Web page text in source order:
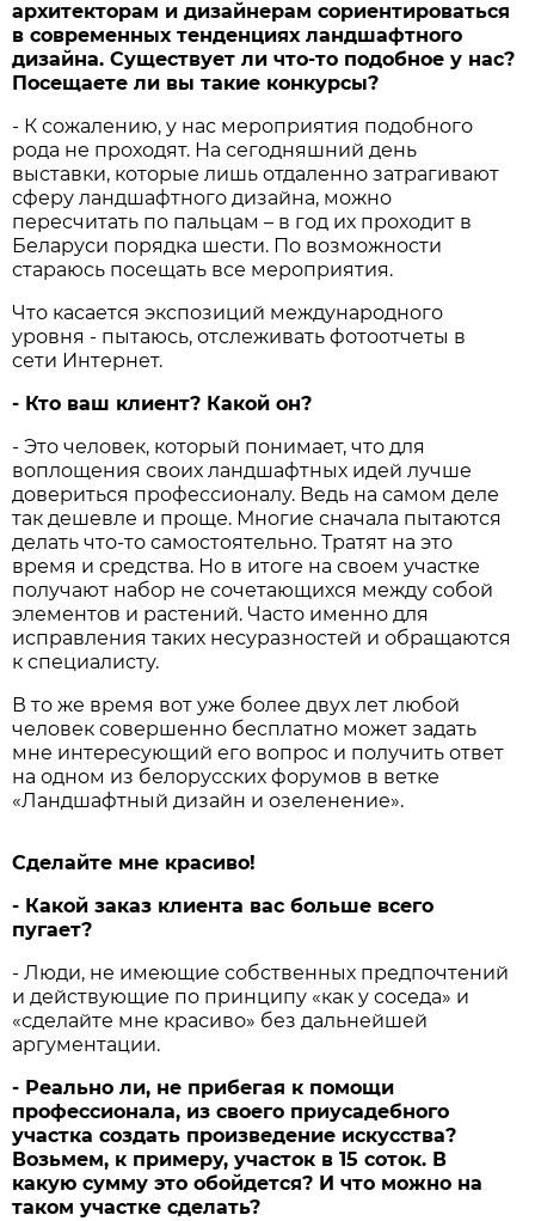
архитекторам и дизайнерам сориентироваться
в современных тенденциях ландшафтного
дизайна. Существует ли что-то подобное у нас?
Посещаете ли вы такие конкурсы?
- К сожалению, у нас мероприятия подобного
рода не проходят. На сегодняшний день
выставки, которые лишь отдаленно затрагивают
сферу ландшафтного дизайна, можно
пересчитать по пальцам – в год их проходит в
Беларуси порядка шести. По возможности
стараюсь посещать все мероприятия.
Что касается экспозиций международного
уровня - пытаюсь, отслеживать фотоотчеты в
сети Интернет.
- Кто ваш клиент? Какой он?
- Это человек, который понимает, что для
воплощения своих ландшафтных идей лучше
довериться профессионалу. Ведь на самом деле
так дешевле и проще. Многие сначала пытаются
делать что-то самостоятельно. Тратят на это
время и средства. Но в итоге на своем участке
получают набор не сочетающихся между собой
элементов и растений. Часто именно для
исправления таких несуразностей и обращаются
к специалисту.
В то же время вот уже более двух лет любой
человек совершенно бесплатно может задать
мне интересующий его вопрос и получить ответ
на одном из белорусских форумов в ветке
«Ландшафтный дизайн и озеленение».
Сделайте мне красиво!
- Какой заказ клиента вас больше всего
пугает?
- Люди, не имеющие собственных предпочтений
и действующие по принципу «как у соседа» и
«сделайте мне красиво» без дальнейшей
аргументации.
- Реально ли, не прибегая к помощи
профессионала, из своего приусадебного
участка создать произведение искусства?
Возьмем, к примеру, участок в 15 соток. В
какую сумму это обойдется? И что можно на
таком участке сделать?